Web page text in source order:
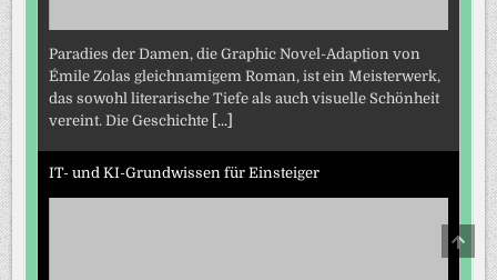
Paradies der Damen, die Graphic Novel-Adaption von
Émile Zolas gleichnamigem Roman, ist ein Meisterwerk,
das sowohl literarische Tiefe als auch visuelle Schönheit
vereint. Die Geschichte [...]
IT- und KI-Grundwissen für Einsteiger
TO
TOP